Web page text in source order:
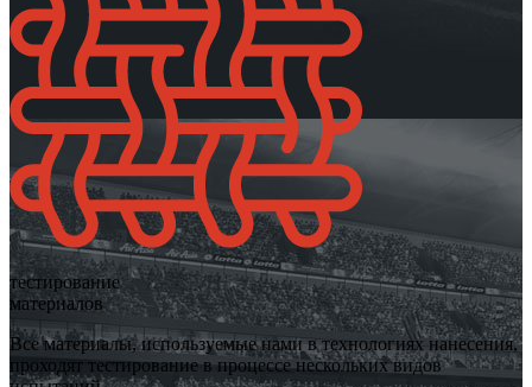
тестирование
материалов
Все материалы, используемые нами в технологиях нанесения,
проходят тестирование в процессе нескольких видов